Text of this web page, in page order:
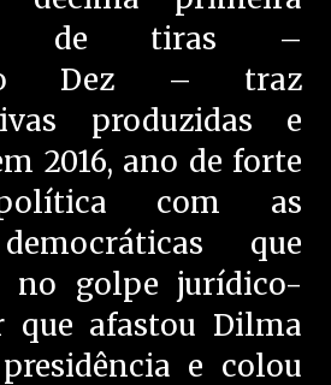
de tiras –
Dez – traz
produzidas e
2016, ano de forte
com as
que
no golpe jurídico-
que afastou Dilma
e colou